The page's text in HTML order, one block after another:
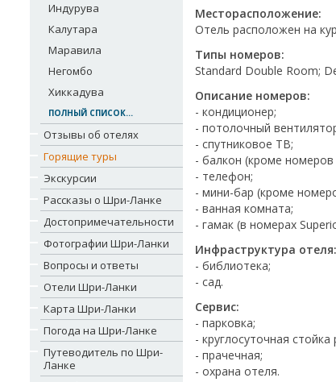
Индурува
Калутара
Маравила
Негомбо
Хиккадува
ПОЛНЫЙ СПИСОК...
Отзывы об отелях
Горящие туры
Экскурсии
Рассказы о Шри-Ланке
Достопримечательности
Фотографии Шри-Ланки
Вопросы и ответы
Отели Шри-Ланки
Карта Шри-Ланки
Погода на Шри-Ланке
Путеводитель по Шри-
Ланке
Месторасположение:
Отель расположен на
Типы номеров:
Standard Double Room;
Описание номеров:
- кондиционер;
- потолочный
- спутниковое ТВ;
- балкон (кроме номеров
- телефон;
- мини-бар (кроме
- ванная комната;
- гамак (в номерах
Инфраструктура отеля:
- библиотека;
- сад.
Сервис:
- парковка;
- круглосуточная
- прачечная;
- охрана отеля.